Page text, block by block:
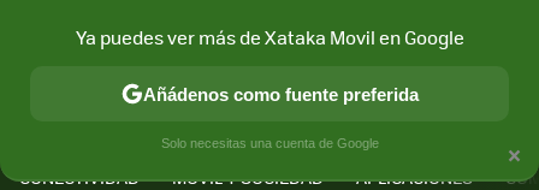
CONECTIVIDAD MÓVIL Y SOCIEDAD APLICACIONES
×
Ya puedes ver más de Xataka Movil en Google
Añádenos como fuente preferida
Solo necesitas una cuenta de Google